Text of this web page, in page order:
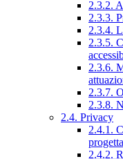
2.3.2.
2.3.3.
2.3.4.
2.3.5.
2.3.6.
2.3.7.
2.3.8.
2.4. Privacy
2.4.1.
2.4.2.